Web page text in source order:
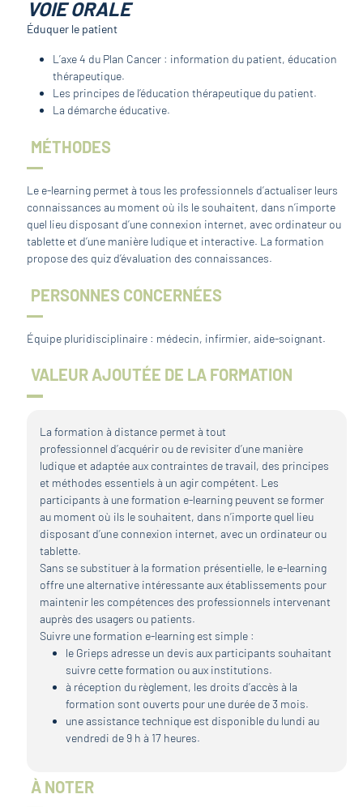
VOIE ORALE
Éduquer le patient
L’axe 4 du Plan Cancer : information du patient, éducation
thérapeutique.
Les principes de l’éducation thérapeutique du patient.
La démarche éducative.
MÉTHODES
Le e-learning permet à tous les professionnels d’actualiser leurs
connaissances au moment où ils le souhaitent, dans n’importe
quel lieu disposant d’une connexion internet, avec ordinateur ou
tablette et d’une manière ludique et interactive. La formation
propose des quiz d’évaluation des connaissances.
PERSONNES CONCERNÉES
Équipe pluridisciplinaire : médecin, infirmier, aide-soignant.
VALEUR AJOUTÉE DE LA FORMATION
La formation à distance permet à tout
professionnel d’acquérir ou de revisiter d’une manière
ludique et adaptée aux contraintes de travail, des principes
et méthodes essentiels à un agir compétent. Les
participants à une formation e-learning peuvent se former
au moment où ils le souhaitent, dans n’importe quel lieu
disposant d’une connexion internet, avec un ordinateur ou
tablette.
Sans se substituer à la formation présentielle, le e-learning
offre une alternative intéressante aux établissements pour
maintenir les compétences des professionnels intervenant
auprès des usagers ou patients.
Suivre une formation e-learning est simple :
le Grieps adresse un devis aux participants souhaitant
suivre cette formation ou aux institutions.
à réception du règlement, les droits d’accès à la
formation sont ouverts pour une durée de 3 mois.
une assistance technique est disponible du lundi au
vendredi de 9 h à 17 heures.
À NOTER